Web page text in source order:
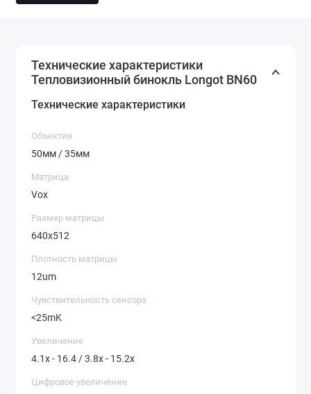
Технические характеристики
Тепловизионный бинокль Longot BN60
Технические характеристики
Объектив
50мм / 35мм
Матрица
Vox
Размер матрицы
640x512
Плотность матрицы
12um
Чувствительность сенсора
<25mK
Увеличение
4.1x - 16.4 / 3.8x - 15.2x
Цифровое увеличение